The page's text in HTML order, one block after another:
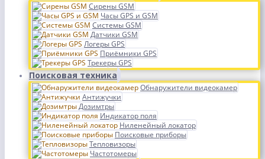
Сирены GSM
Часы GPS и GSM
Системы GSM
Датчики GSM
Логеры GPS
Приёмники GPS
Трекеры GPS
Поисковая техника
Обнаружители видеокамер
Антижучки
Дозимтры
Индикатор поля
Ниленейный локатор
Поисковые приборы
Тепловизоры
Частотомеры